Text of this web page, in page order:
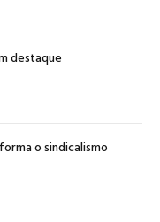
destaque
o sindicalismo